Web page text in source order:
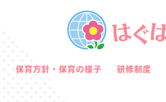
保育方針・保育の様子 研修制度